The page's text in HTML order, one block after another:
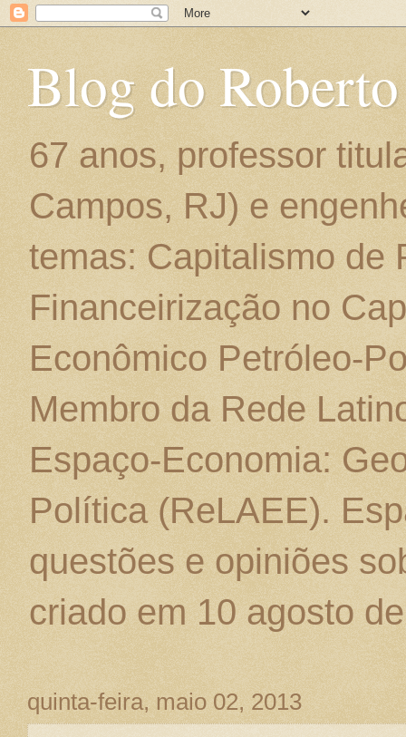
Blog do
67 anos, professor
Campos, RJ) e
temas: Capitalismo de
Financeirização no
Econômico Petróleo-
Membro da Rede
Espaço-Economia:
Política (ReLAEE).
questões e opiniões
criado em 10 agosto
quinta-feira, maio 02, 2013